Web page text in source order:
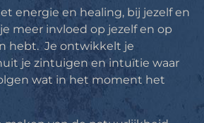
energie en healing, bij jezelf en
meer invloed op jezelf en op
hebt. Je ontwikkelt je
je zintuigen en intuïtie waar
wat in het moment het